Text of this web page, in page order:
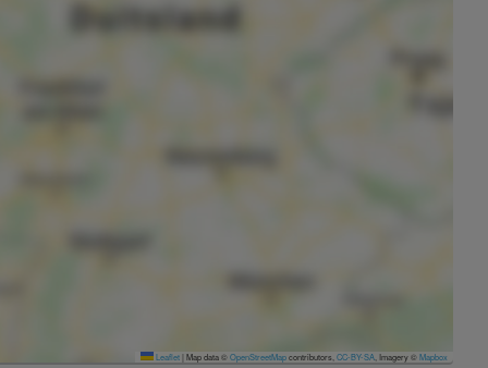
Leaflet| Map data ©OpenStreetMapcontributors, CC-BY-SA , Imagery ©Mapbox